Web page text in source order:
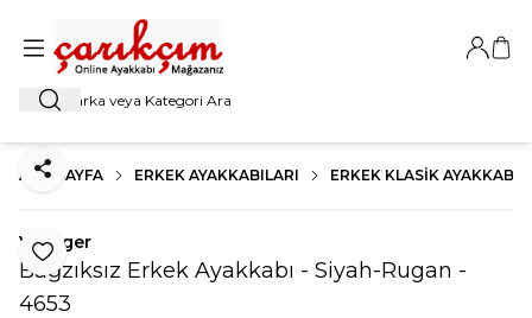
Ara
Giriş
ANA SAYFA ERKEK AYAKKABILARI ERKEK KLASIK AYAKKABI
Favoriye Ekle
Paylaş
Voyager
Bağzıksız Erkek Ayakkabı - Siyah-Rugan -
4653